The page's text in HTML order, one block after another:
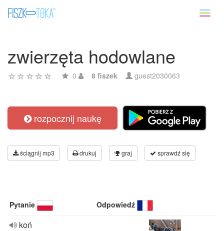
zwierzęta hodowlane
0 8 fiszek guest2030063
rozpocznij naukę
ściągnij mp3 drukuj graj sprawdź się
Pytanie Odpowiedź
koń